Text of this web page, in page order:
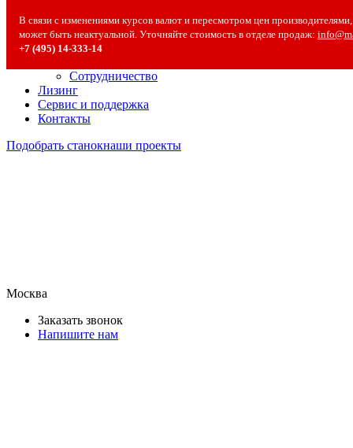
В связи с изменениями курсов валют и пересмотром цен
может быть неактуальной. Уточняйте стоимость в отделе продаж:
+7 (495) 14‑333‑14
О компании
О компании
Полезная информация
Сотрудничество
Лизинг
Сервис и поддержка
Контакты
Подобрать станокнаши проекты
Москва
Заказать звонок
Напишите нам